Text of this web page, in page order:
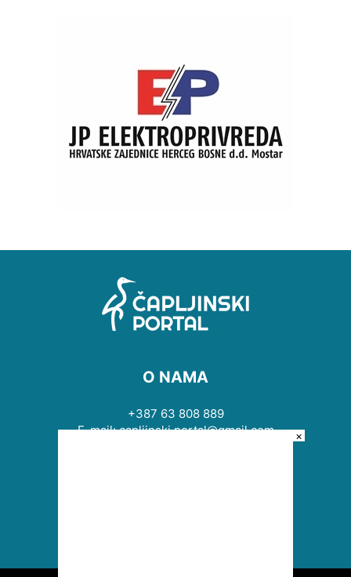
O NAMA
+387 63 808 889
E-mail: capljinski.portal@gmail.com
×